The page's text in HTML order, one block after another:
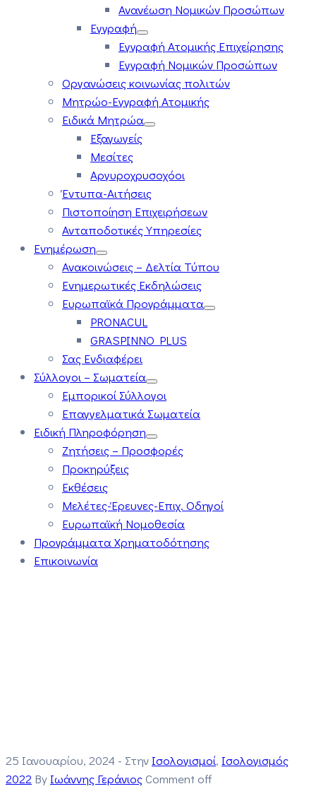
Ανανέωση Νομικών Προσώπων
Εγγραφή
Εγγραφή Ατομικής Επιχείρησης
Εγγραφή Νομικών Προσώπων
Οργανώσεις κοινωνίας πολιτών
Μητρώο-Εγγραφή Ατομικής
Ειδικά Μητρώα
Εξαγωγείς
Μεσίτες
Αργυροχρυσοχόοι
Έντυπα-Αιτήσεις
Πιστοποίηση Επιχειρήσεων
Ανταποδοτικές Υπηρεσίες
Ενημέρωση
Ανακοινώσεις – Δελτία Τύπου
Ενημερωτικές Εκδηλώσεις
Ευρωπαϊκά Προγράμματα
PRONACUL
GRASPINNO PLUS
Σας Ενδιαφέρει
Σύλλογοι – Σωματεία
Εμπορικοί Σύλλογοι
Επαγγελματικά Σωματεία
Ειδική Πληροφόρηση
Ζητήσεις – Προσφορές
Προκηρύξεις
Εκθέσεις
Μελέτες-Έρευνες-Επιχ. Οδηγοί
Ευρωπαϊκή Νομοθεσία
Προγράμματα Χρηματοδότησης
Επικοινωνία
25 Ιανουαρίου, 2024 - Στην Ισολογισμοί‚ Ισολογισμός
2022 By Ιωάννης ΓεράνιοςComment off